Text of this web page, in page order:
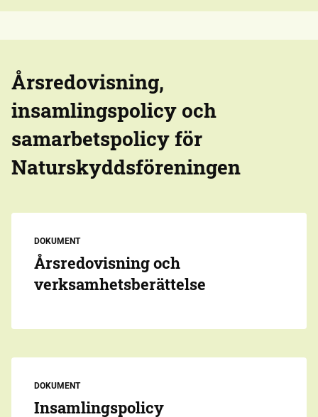
Årsredovisning,
insamlingspolicy och
samarbetspolicy för
Naturskyddsföreningen
DOKUMENT
Årsredovisning och
verksamhetsberättelse
DOKUMENT
Insamlingspolicy